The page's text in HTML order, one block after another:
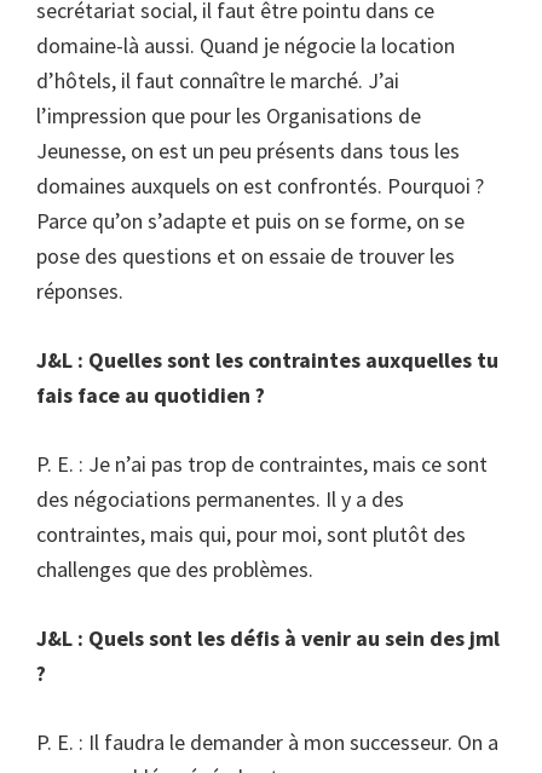
secrétariat social, il faut être pointu dans ce
domaine-là aussi. Quand je négocie la location
d’hôtels, il faut connaître le marché. J’ai
l’impression que pour les Organisations de
Jeunesse, on est un peu présents dans tous les
domaines auxquels on est confrontés. Pourquoi ?
Parce qu’on s’adapte et puis on se forme, on se
pose des questions et on essaie de trouver les
réponses.
J&L : Quelles sont les contraintes auxquelles tu
fais face au quotidien ?
P. E. : Je n’ai pas trop de contraintes, mais ce sont
des négociations permanentes. Il y a des
contraintes, mais qui, pour moi, sont plutôt des
challenges que des problèmes.
J&L : Quels sont les défis à venir au sein des jml
?
P. E. : Il faudra le demander à mon successeur. On a